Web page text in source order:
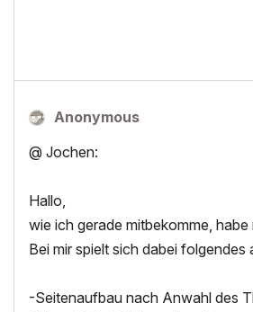
Anonymous
@ Jochen:
Hallo,
wie ich gerade mitbekomme,
Bei mir spielt sich dabei folgendes
-Seitenaufbau nach Anwahl des